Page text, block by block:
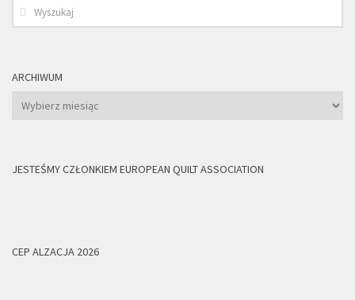
ARCHIWUM
Archiwum
JESTEŚMY CZŁONKIEM EUROPEAN QUILT ASSOCIATION
CEP ALZACJA 2026